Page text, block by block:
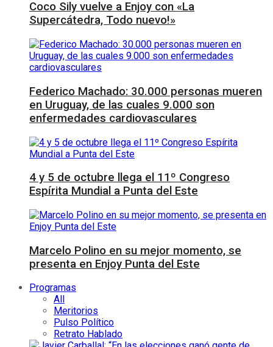
Coco Sily vuelve a Enjoy con «La
Supercátedra, Todo nuevo!»
Federico Machado: 30.000 personas mueren
en Uruguay, de las cuales 9.000 son
enfermedades cardiovasculares
4 y 5 de octubre llega el 11º Congreso
Espírita Mundial a Punta del Este
Marcelo Polino en su mejor momento, se
presenta en Enjoy Punta del Este
Programas
All
Meritorios
Pulso Político
Retrato Hablado